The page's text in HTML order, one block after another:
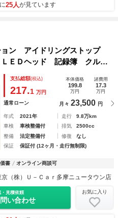
25人が見ています
ン アイドリングストップ
ＥＤヘッド 記録簿 クルー
グＴＶ ミュージックプレイ
防止装置 メモリーナビ ス
支払総額(税込)
217.1 万円
本体価格
199.8
万円
諸費用
17.3
万円
通常ローン 月々 23,500 円
年式 2021年 走行
9.8万km
車検
車検整備付 排気
2500cc
整備
法定整備付 修復
なし
保証
保証付 (12ヶ月・走行無制限)
書 オンライン商談可
京（株）Ｕ－Ｃａｒ多摩ニュータウン店
・見積依頼
い合わせ
お気に入り